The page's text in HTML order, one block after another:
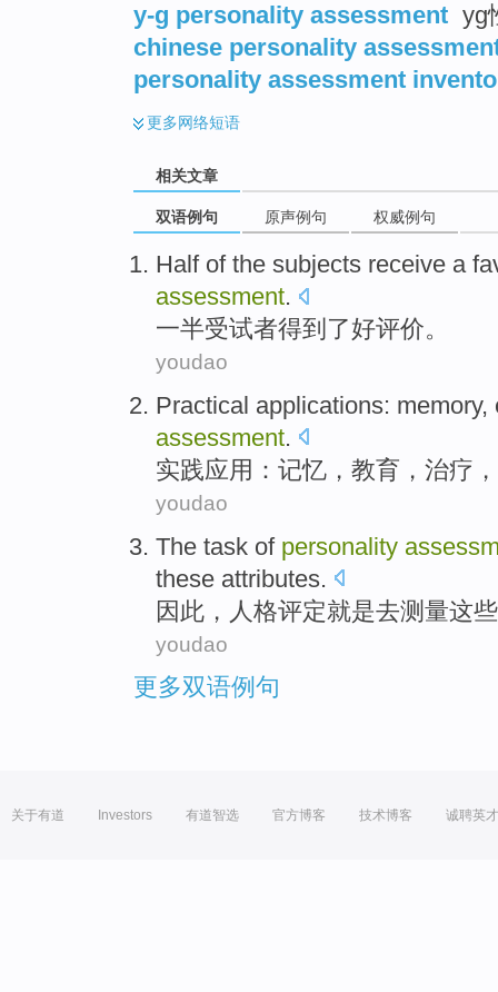
y-g personality assessment yg
chinese personality
personality assessment
更多网络短语
相关文章
双语例句 原声例句 权威例句
Halfof the subjects receive a
assessment.
一半受试者得到 了好评价。
youdao
Practical applications: memory,
assessment.
实践应用 ： 记忆 ， 教育 ， 治疗 ，
youdao
The task of personality
these attributes.
因此 ， 人格评定就是去测量这些
youdao
更多双语例句
关于有道 Investors 有道智选 官方博客 技术博客 诚聘英才